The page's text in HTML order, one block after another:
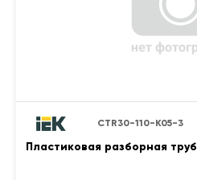
CTR30-110-K05-3
Пластиковая разборная